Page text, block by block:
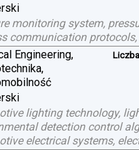
monitoring system,
communication
Engineering,
lighting technology,
detection control
electrical systems,